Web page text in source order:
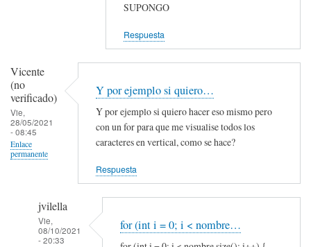
SUPONGO
Respuesta
Vicente
(no
verificado)
Vie,
28/05/2021
- 08:45
Enlace
permanente
Y por ejemplo si quiero…
Y por ejemplo si quiero hacer eso mismo pero
con un for para que me visualise todos los
caracteres en vertical, como se hace?
Respuesta
jvilella
Vie,
08/10/2021
- 20:33
for (int i = 0; i < nombre…